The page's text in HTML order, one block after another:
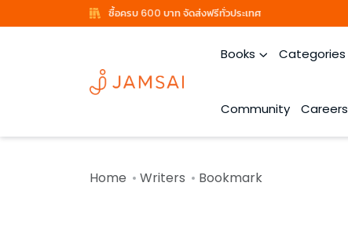
ซื้อครบ 600 บาท จัดส่งฟรีทั่วประเทศ
Books Categories
Community Careers
Home Writers Bookmark